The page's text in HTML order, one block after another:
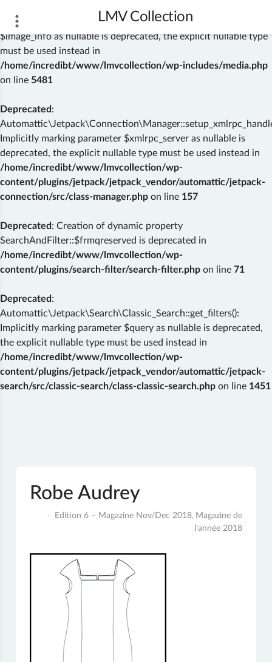
Deprecated
: wp_getimagesize(): Implicitly marking parameter
$image_info as nullable is deprecated, the explicit nullable type
must be used instead in
/home/incredibt/www/lmvcollection/wp-includes/media.php
on line 5481
Deprecated :
Implicitly marking parameter $xmlrpc_server as nullable is
deprecated, the explicit nullable type must be used instead in
/home/incredibt/www/lmvcollection/wp-
content/plugins/jetpack/jetpack_vendor/automattic/jetpack-
connection/src/class-manager.php on line 157
Deprecated : Creation of dynamic property
SearchAndFilter::$frmqreserved is deprecated in
/home/incredibt/www/lmvcollection/wp-
content/plugins/search-filter/search-filter.php on line 71
Deprecated :
Automattic\Jetpack\Search\Classic_Search::get_filters():
Implicitly marking parameter $query as nullable is deprecated,
the explicit nullable type must be used instead in
/home/incredibt/www/lmvcollection/wp-
content/plugins/jetpack/jetpack_vendor/automattic/jetpack-
search/src/classic-search/class-classic-search.php on line 1451
LMV Collection
Robe Audrey
Edition 6 – Magazine Nov/Dec 2018, Magazine de
l'année 2018